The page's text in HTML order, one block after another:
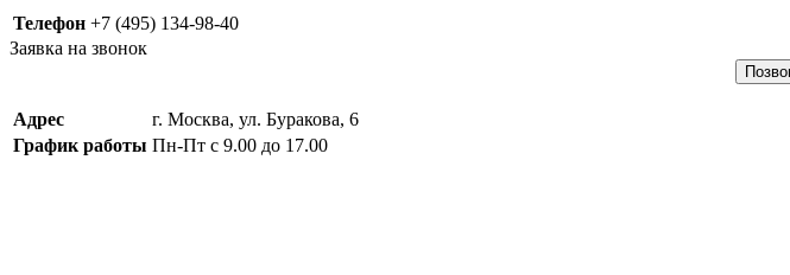
Телефон +7 (495) 134-98-40
Заявка на звонок
Адрес
г. Москва, ул. Буракова, 6
График работы Пн-Пт с 9.00 до 17.00